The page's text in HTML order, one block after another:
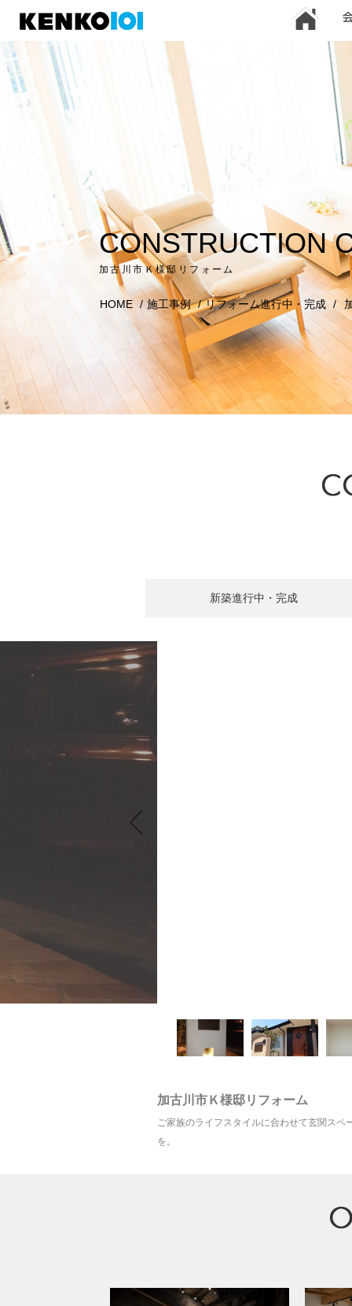
CONSTRUCTION
加古川市Ｋ様邸リフォーム
HOME / 施工事例 / リフォーム進行中・完成 /
新築進行中・完成
加古川市Ｋ様邸リフォーム
ご家族のライフスタイルに合わせて玄関ス
を。